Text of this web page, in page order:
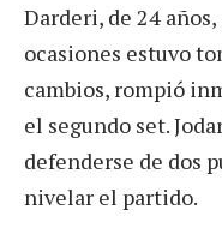
Darderi, de 24
ocasiones estuvo
cambios, rompió
el segundo set.
defenderse de dos
nivelar el partido.